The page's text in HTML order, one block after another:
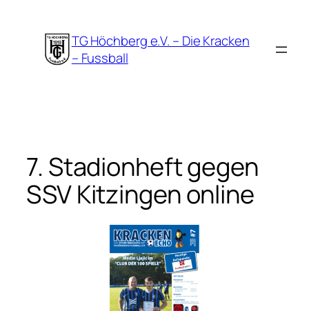
springen
TG Höchberg e.V. – Die Kracken
– Fussball
7. Stadionheft gegen
SSV Kitzingen online